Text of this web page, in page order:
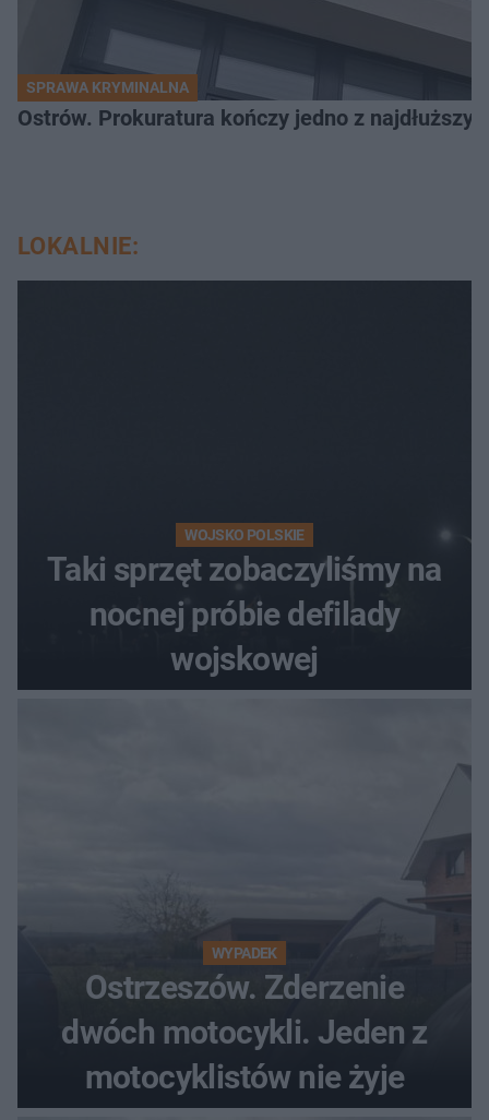
SPRAWA KRYMINALNA
Ostrów. Prokuratura kończy jedno z
LOKALNIE:
WOJSKO POLSKIE
Taki sprzęt zobaczyliśmy na
nocnej próbie defilady
wojskowej
WYPADEK
Ostrzeszów. Zderzenie
dwóch motocykli. Jeden z
motocyklistów nie żyje